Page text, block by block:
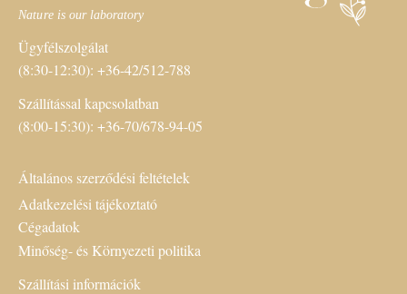
Ügyfélszolgálat
(8:30-12:30): +36-42/512-788
Szállítással kapcsolatban
(8:00-15:30): +36-70/678-94-05
Általános szerződési feltételek
Adatkezelési tájékoztató
Cégadatok
Minőség- és Környezeti politika
Szállítási információk